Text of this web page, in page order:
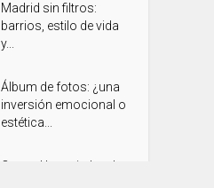
Madrid sin filtros:
barrios, estilo de vida
y...
Álbum de fotos: ¿una
inversión emocional o
estética...
Control horario legal y